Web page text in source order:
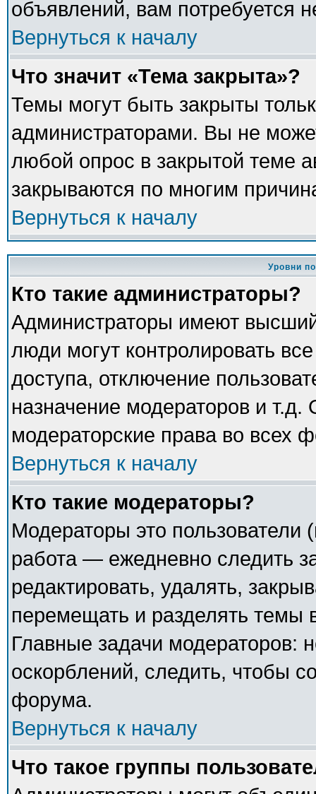
объявлений, вам потребуется
Вернуться к началу
Что значит «Тема закрыта»?
Темы могут быть закрыты
администраторами. Вы не
любой опрос в закрытой теме
закрываются по многим
Вернуться к началу
Уровни
Кто такие администраторы?
Администраторы имеют
люди могут контролировать
доступа, отключение
назначение модераторов и
модераторские права во всех
Вернуться к началу
Кто такие модераторы?
Модераторы это пользователи
работа — ежедневно следить
редактировать, удалять,
перемещать и разделять темы
Главные задачи модераторов:
оскорблений, следить, чтобы
форума.
Вернуться к началу
Что такое группы